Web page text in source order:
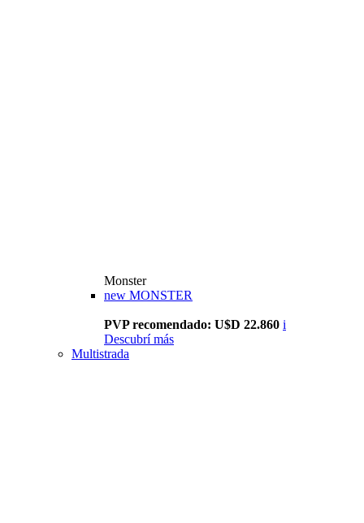
Monster
new MONSTER
PVP recomendado: U$D 22.860 i
Descubrí más
Multistrada